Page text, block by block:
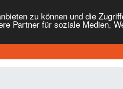
zu können und die
Partner für soziale Medien,